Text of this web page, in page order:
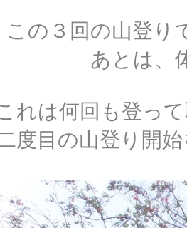
この３回の山登り
あとは、
れは何回も登っ
度目の山登り開